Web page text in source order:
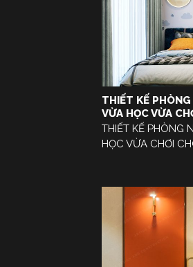
THIẾT KẾ
VỪA HỌC VỪA
THIẾT KẾ PHÒNG
HỌC VỪA CHƠI